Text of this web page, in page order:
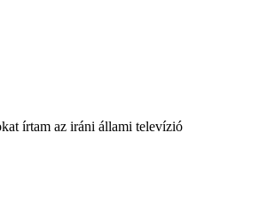
írtam az iráni állami televízió